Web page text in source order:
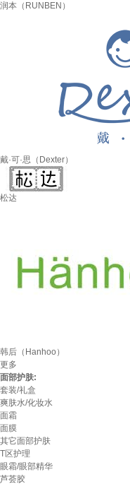
润本（RUNBEN）
戴·可·思（Dexter）
松达
韩后（Hanhoo）
更多
面部护肤:
套装/礼盒
爽肤水/化妆水
面霜
面膜
其它面部护肤
T区护理
眼霜/眼部精华
芦荟胶